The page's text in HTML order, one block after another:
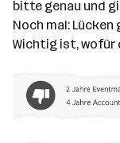
bitte genau und
Noch mal:
Wichtig ist, wofür